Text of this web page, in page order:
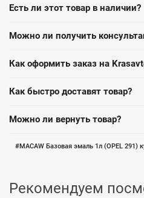
Есть ли этот товар в наличии?
Можно ли получить
Как оформить заказ на
Как быстро доставят товар?
Можно ли вернуть товар?
MACAW Базовая эмаль 1л (OPEL 291)
Рекомендуем